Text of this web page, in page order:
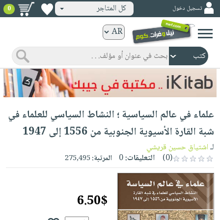
ورقية
المواضيع
صدر
حديثاً
الأكثر
مبيعاً
جوائز
شحن
مخفض
عروض
خاصة
صفحات
مشوقة
كتب
الكترونية
الرئيسية
صدر
حديثاً
الأكثر
مبيعاً
كتب
مجانية
صوتية
الصفحة
الرئيسية
masmu3
بلا
حدود
أطفال
وناشئة
الصفحةوسائل
تسجيل دخول كل المتاجر 0
علماء في عالم السياسية ؛ النشاط السياسي للعلماء في
شبة القارة الأسيوية الجنوبية من 1556 إلى 1947
لـاشتياق حسين قريشي
(0)
التعليقات:0 المرتبة:275,495
6.50$